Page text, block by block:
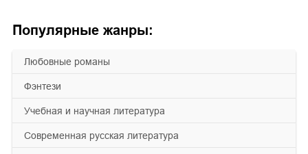
Популярные жанры:
любовные романы
фэнтези
учебная и научная литература
современная русская литература